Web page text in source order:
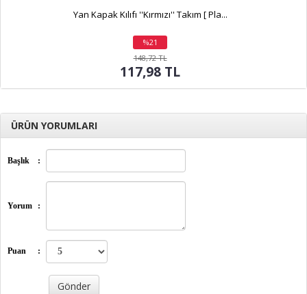
Yan Kapak Kılıfı ''Kırmızı'' Takım [ Pla...
%21
indirim
148,72 TL
117,98 TL
ÜRÜN YORUMLARI
Başlık :
Yorum :
Puan :